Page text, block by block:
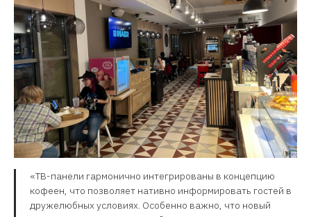
«ТВ-панели гармонично интегрированы в концепцию
кофеен, что позволяет нативно информировать гостей в
дружелюбных условиях. Особенно важно, что новый